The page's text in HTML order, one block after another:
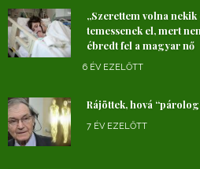
„Szerettem volna
temessenek el, mert
ébredt fel a magyar nő
6 ÉV EZELŐTT
Rájöttek, hová
7 ÉV EZELŐTT